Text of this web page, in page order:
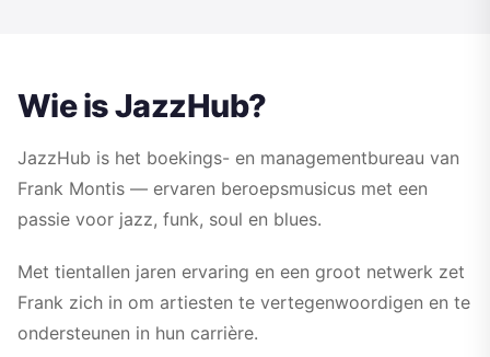
Wie is JazzHub?
JazzHub is het boekings- en managementbureau van
Frank Montis — ervaren beroepsmusicus met een
passie voor jazz, funk, soul en blues.
Met tientallen jaren ervaring en een groot netwerk zet
Frank zich in om artiesten te vertegenwoordigen en te
ondersteunen in hun carrière.